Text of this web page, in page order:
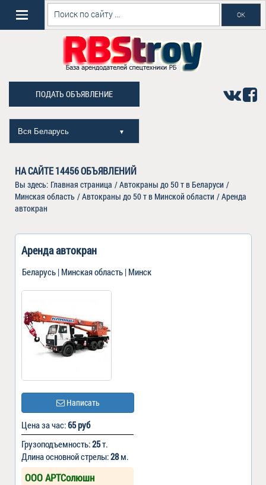
ПОДАТЬ ОБЪЯВЛЕНИЕ
Вся Беларусь ▼
НА САЙТЕ14456ОБЪЯВЛЕНИЙ
Вы здесь: Главная страница /Автокраны до 50 т в Беларуси /
Минская область /Автокраны до 50 т в Минской области /Аренда
автокран
Аренда автокран
Беларусь | Минская область | Минск
Написать
Цена за час:65 руб
Грузоподъемность:25т.
Длина основной стрелы:28м.
ООО АРТСолюшн